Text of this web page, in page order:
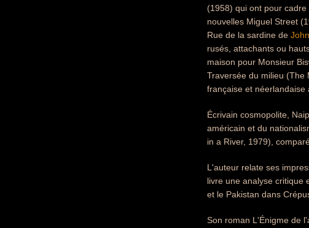
(1958) qui ont pour
nouvelles Miguel Street
Rue de la sardine de
rusés, attachants ou
maison pour Monsieur
Traversée du milieu (The
française et néerlandaise
Écrivain cosmopolite,
américain et du
in a River, 1979),
L'auteur relate ses
livre une analyse critique
et le Pakistan dans
Son roman L'Énigme de